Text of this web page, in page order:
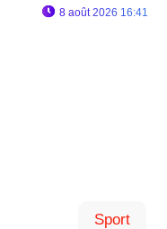
8 août 2026 16:41
Sport